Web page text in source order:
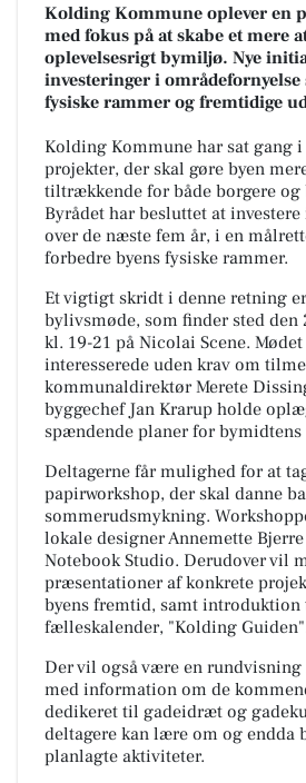
Kolding Kommune oplever en
med fokus på at skabe et mere
oplevelsesrigt bymiljø. Nye
investeringer i områdefornyelse
fysiske rammer og fremtidige
Kolding Kommune har sat gang
projekter, der skal gøre byen
tiltrækkende for både borgere og
Byrådet har besluttet at
over de næste fem år, i en
forbedre byens fysiske rammer.
Et vigtigt skridt i denne retning
bylivsmøde, som finder sted den
kl. 19-21 på Nicolai Scene.
interesserede uden krav om
kommunaldirektør Merete
byggechef Jan Krarup holde
spændende planer for
Deltagerne får mulighed for at
papirworkshop, der skal danne
sommerudsmykning.
lokale designer Annemette
Notebook Studio. Derudover vil
præsentationer af konkrete
byens fremtid, samt introduktion
fælleskalender, "Kolding
Der vil også være en
med information om de
dedikeret til gadeidræt og
deltagere kan lære om og endda
planlagte aktiviteter.